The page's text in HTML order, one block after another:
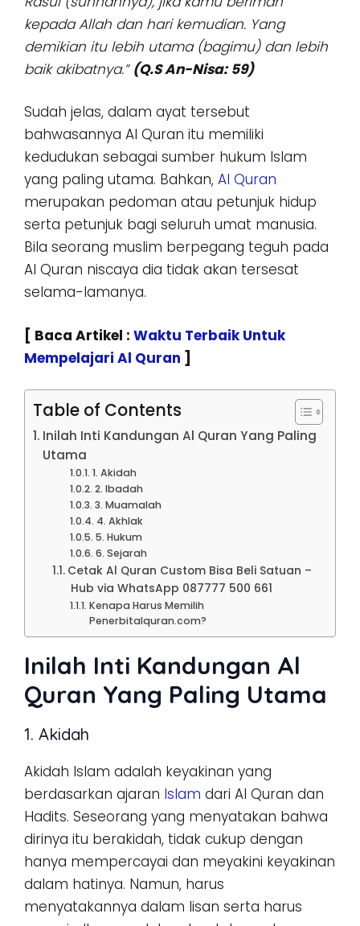
kepada Allah dan hari kemudian. Yang
demikian itu lebih utama (bagimu) dan lebih
baik akibatnya.” (Q.S An-Nisa: 59)
Sudah jelas, dalam ayat tersebut
bahwasannya Al Quran itu memiliki
kedudukan sebagai sumber hukum Islam
yang paling utama. Bahkan, Al Quran
merupakan pedoman atau petunjuk hidup
serta petunjuk bagi seluruh umat manusia.
Bila seorang muslim berpegang teguh pada
Al Quran niscaya dia tidak akan tersesat
selama-lamanya.
[ Baca Artikel : Waktu Terbaik Untuk
Mempelajari Al Quran ]
Table of Contents
Inilah Inti Kandungan Al Quran Yang Paling
Utama
1. Akidah
2. Ibadah
3. Muamalah
4. Akhlak
5. Hukum
6. Sejarah
Cetak Al Quran Custom Bisa Beli Satuan –
Hub via WhatsApp 087777 500 661
Kenapa Harus Memilih
Penerbitalquran.com?
Inilah Inti Kandungan Al
Quran Yang Paling Utama
1. Akidah
Akidah Islam adalah keyakinan yang
berdasarkan ajaran Islam dari Al Quran dan
Hadits. Seseorang yang menyatakan bahwa
dirinya itu berakidah, tidak cukup dengan
hanya mempercayai dan meyakini keyakinan
dalam hatinya. Namun, harus
menyatakannya dalam lisan serta harus